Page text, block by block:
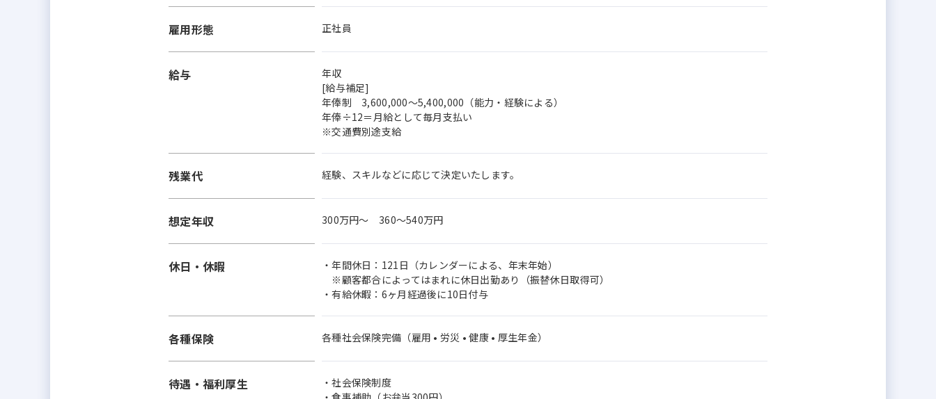
雇用形態 正社員
給与
年収
[給与補足]
年俸制 3,600,000～5,400,000（能力・経験による）
年俸÷12＝月給として毎月支払い
※交通費別途支給
残業代 経験、スキルなどに応じて決定いたします。
想定年収 300万円〜 360～540万円
休日・休暇
・年間休日：121日（カレンダーによる、年末年始）
※顧客都合によってはまれに休日出勤あり（振替休日取得可）
・有給休暇：6ヶ月経過後に10日付与
各種保険 各種社会保険完備（雇用 • 労災 • 健康 • 厚生年金）
待遇・福利厚生
・社会保険制度